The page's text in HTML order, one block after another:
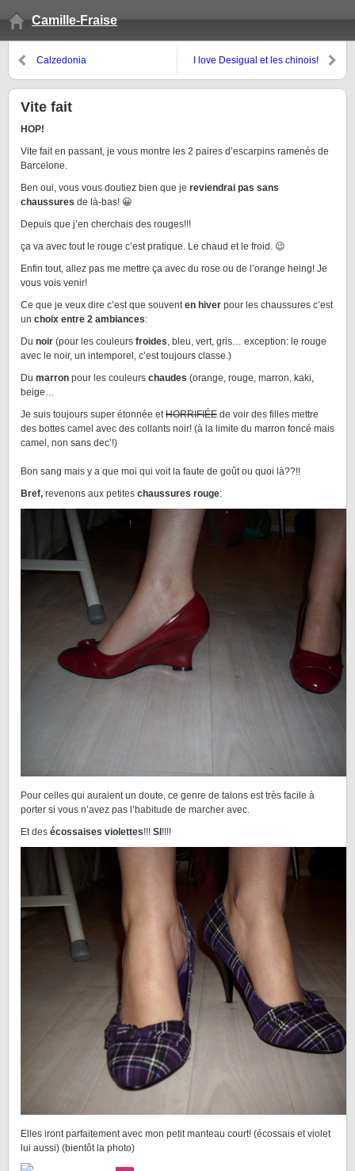
Camille-Fraise
Calzedonia I love Desigual et les chinois!
Vite fait
HOP!
Vite fait en passant, je vous montre les 2 paires d’escarpins ramenés de
Barcelone.
Ben oui, vous vous doutiez bien que je reviendrai pas sans
chaussures de là-bas! 😀
Depuis que j’en cherchais des rouges!!!
ça va avec tout le rouge c’est pratique. Le chaud et le froid. 😉
Enfin tout, allez pas me mettre ça avec du rose ou de l’orange heing! Je
vous vois venir!
Ce que je veux dire c’est que souventen hiver pour les chaussures c’est
un choix entre 2 ambiances:
Du noir (pour les couleurs froides, bleu, vert, gris… exception: le rouge
avec le noir, un intemporel, c’est toujours classe.)
Du marron pour les couleurs chaudes (orange, rouge, marron, kaki,
beige…
Je suis toujours super étonnée etHORRIFIÉE de voir des filles mettre
des bottes camel avec des collants noir! (à la limite du marron foncé mais
camel, non sans dec’!)
Bon sang mais y a que moi qui voit la faute de goût ou quoi là??!!
Bref, revenons aux petites chaussures rouge:
Pour celles qui auraient un doute, ce genre de talons est très facile à
porter si vous n’avez pas l’habitude de marcher avec.
Et des écossaises violettes!!! SI !!!!
Elles iront parfaitement avec mon petit manteau court! (écossais et violet
lui aussi) (bientôt la photo)